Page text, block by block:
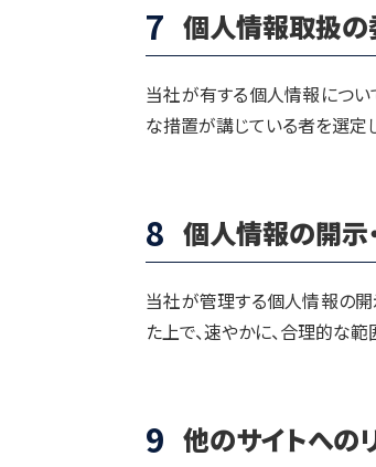
7 個人情報取扱
当社が有する個人情報につい
な措置が講じている者を選定
8 個人情報の開示
当社が管理する個人情報の開
た上で、速やかに、合理的な
9 他のサイトへの